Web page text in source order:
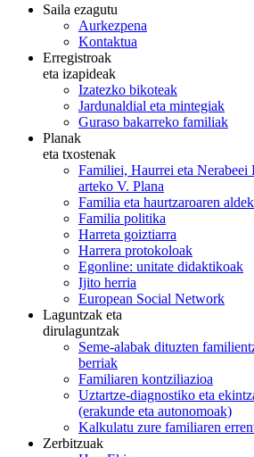
Saila ezagutu
Aurkezpena
Kontaktua
Erregistroak
eta izapideak
Izatezko bikoteak
Jardunaldial eta mintegiak
Guraso bakarreko familiak
Planak
eta txostenak
Familiei, Haurrei eta Nerabeei
arteko V. Plana
Familia eta haurtzaroaren
Familia politika
Harreta goiztiarra
Harrera protokoloak
Egonline: unitate didaktikoak
Ijito herria
European Social Network
Laguntzak eta
dirulaguntzak
Seme-alabak dituzten
berriak
Familiaren kontziliazioa
Uztartze-diagnostiko eta
(erakunde eta autonomoak)
Kalkulatu zure familiaren
Zerbitzuak